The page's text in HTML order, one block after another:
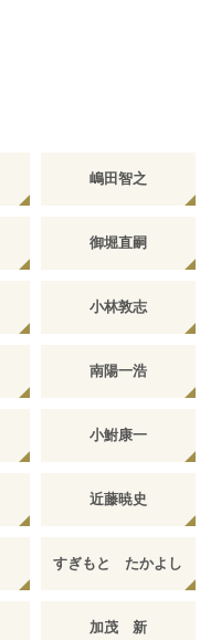
嶋田智之
御堀直嗣
小林敦志
南陽一浩
小鮒康一
近藤暁史
すぎもと たかよし
加茂 新